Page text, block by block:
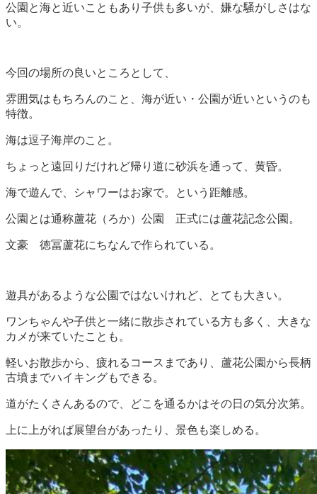
公園と海と近いこともあり子供も多いが、嫌な騒がしさはな
い。
今回の場所の良いところとして、
雰囲気はもちろんのこと、海が近い・公園が近いというのも
特徴。
海は逗子海岸のこと。
ちょっと遠回りだけれど帰り道に砂浜を通って、黄昏。
海で遊んで、シャワーはお家で。という距離感。
公園とは通称蘆花（ろか）公園 正式には蘆花記念公園。
文豪 徳冨蘆花にちなんで作られている。
遊具があるような公園ではないけれど、とても大きい。
ワンちゃんや子供と一緒に散歩されている方も多く、大きな
カメが来ていたことも。
軽いお散歩から、疲れるコースまであり、蘆花公園から長柄
古墳までハイキングもできる。
道がたくさんあるので、どこを通るかはその日の気分次第。
上に上がれば展望台があったり、景色も楽しめる。